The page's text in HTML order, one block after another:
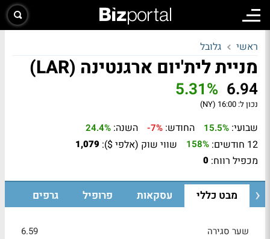
ראשי גלובל
מניית לית'יום ארגנטינה (LAR)
6.94
5.31%
נכון ל: 16:00 (NY)
שבועי: 15.5% החודש: -7% השנה: 24.4%
12 חודשים: 158% שווי שוק (אלפי $): 1,079
מכפיל רווח: 0
מבט כללי עסקאות פרופיל גרפים
שער סגירה
6.59